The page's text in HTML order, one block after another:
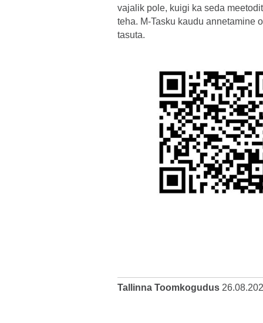
vajalik pole, kuigi ka seda
teha. M-Tasku kaudu annetamine
tasuta.
Tallinna Toomkogudus